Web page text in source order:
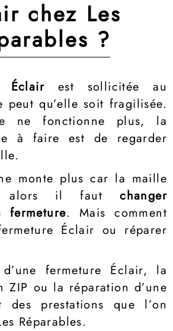
chez Les
?
Éclair est sollicitée au
qu’elle soit fragilisée.
ne fonctionne plus, la
à faire est de regarder
monte plus car la maille
alors il fautchanger
fermeture. Mais comment
Éclair ou réparer
fermeture Éclair, la
ZIP ou la réparation d’une
des prestations que l’on
Réparables.